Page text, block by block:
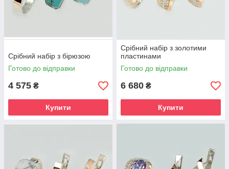
Срібний набір з бірюзою
Готово до відправки
4 575 ₴
Купити
Срібний набір з золотими
пластинами
Готово до відправки
6 680 ₴
Купити